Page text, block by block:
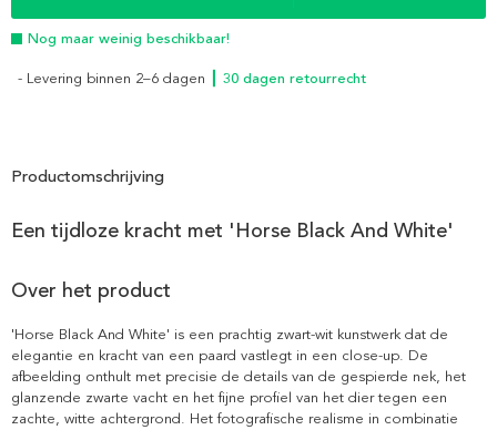
Nog maar weinig beschikbaar!
- Levering binnen 2–6 dagen ┃ 30 dagen retourrecht
Productomschrijving
Een tijdloze kracht met 'Horse Black And White'
Over het product
'Horse Black And White' is een prachtig zwart-wit kunstwerk dat de
elegantie en kracht van een paard vastlegt in een close-up. De
afbeelding onthult met precisie de details van de gespierde nek, het
glanzende zwarte vacht en het fijne profiel van het dier tegen een
zachte, witte achtergrond. Het fotografische realisme in combinatie